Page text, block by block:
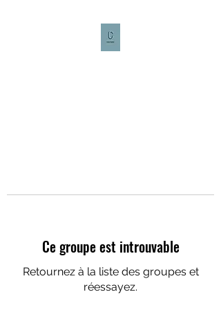
Ce groupe est introuvable
Retournez à la liste des groupes et
réessayez.